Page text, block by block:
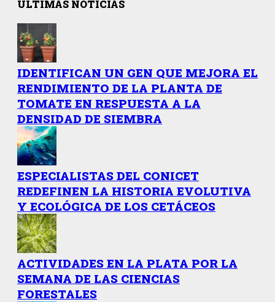
ÚLTIMAS NOTICIAS
IDENTIFICAN UN GEN QUE MEJORA EL
RENDIMIENTO DE LA PLANTA DE
TOMATE EN RESPUESTA A LA
DENSIDAD DE SIEMBRA
ESPECIALISTAS DEL CONICET
REDEFINEN LA HISTORIA EVOLUTIVA
Y ECOLÓGICA DE LOS CETÁCEOS
ACTIVIDADES EN LA PLATA POR LA
SEMANA DE LAS CIENCIAS
FORESTALES